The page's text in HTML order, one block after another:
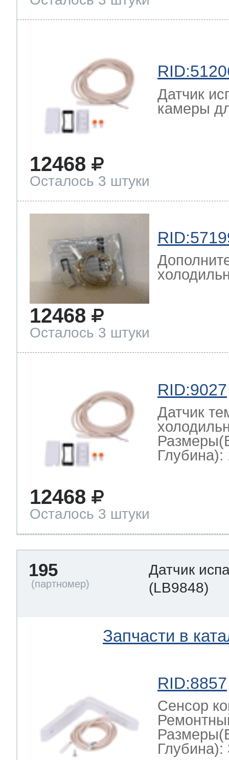
Датчик
камеры
12468
Осталось 3 штуки
12468
Осталось 3 штуки
RID:9027
Датчик
Глубина):
12468
Осталось 3 штуки
195
Датчик
(LB9848)
Запчасти в
RID:8857
Сенсор
Глубина):